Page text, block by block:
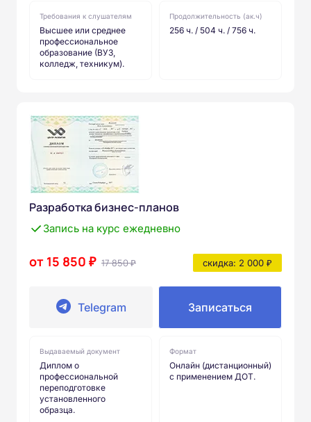
Требования к слушателям
Высшее или среднее
профессиональное
образование (ВУЗ,
колледж, техникум).
Продолжительность (ак.ч)
256 ч. / 504 ч. / 756 ч.
Разработка бизнес-планов
Запись на курс ежедневно
от 15 850 ₽ 17 850 ₽ скидка: 2 000 ₽
Telegram Записаться
Выдаваемый документ
Диплом о
профессиональной
переподготовке
установленного
образца.
Формат
Онлайн (дистанционный)
с применением ДОТ.